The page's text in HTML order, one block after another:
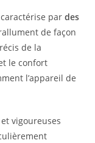
caractérise pardes
de façon
de la
le confort
l’appareil de
vigoureuses